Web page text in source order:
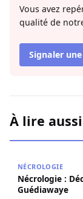
Vous avez
qualité de
Signaler
À lire aussi
NÉCROLOGIE
Nécrologie :
Guédiawaye